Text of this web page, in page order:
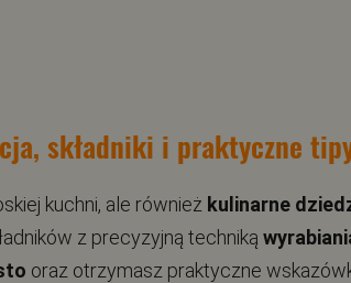
składniki i praktyczne
kuchni, ale również kulinarne
z precyzyjną techniką
oraz otrzymasz praktyczne